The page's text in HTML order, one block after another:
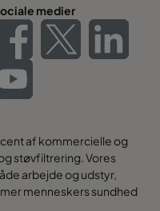
medier
af kommercielle og
støvfiltrering. Vores
arbejde og udstyr,
menneskers sundhed